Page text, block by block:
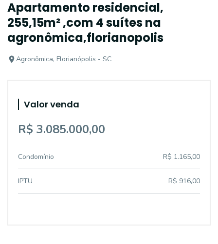
Apartamento residencial,
255,15m² ,com 4 suítes na
agronômica,florianopolis
Agronômica, Florianópolis - SC
Valor venda
R$ 3.085.000,00
Condomínio R$ 1.165,00
IPTU R$ 916,00